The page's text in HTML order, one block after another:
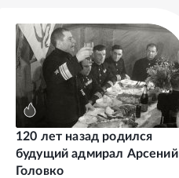
120 лет назад родился
будущий адмирал Арсений
Головко